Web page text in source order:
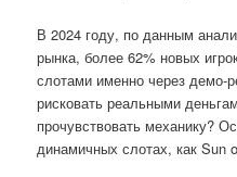
В 2024 году, по данным
рынка, более 62% новых
слотами именно через демо-
рисковать реальными
прочувствовать механику?
динамичных слотах, как Sun